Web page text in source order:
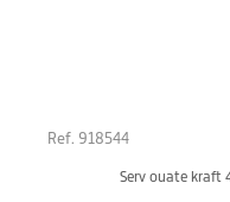
Ref. 918544
Serv ouate kraft